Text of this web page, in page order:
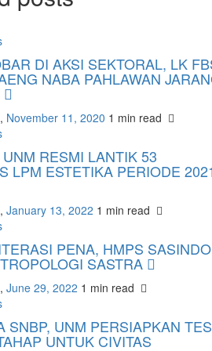
DI AKSI SEKTORAL, LK
NABA PAHLAWAN
, November 11, 2020 1 min read
RESMI LANTIK 53
LPM ESTETIKA PERIODE
, January 13, 2022 1 min read
PENA, HMPS SASINDO
SASTRA
, June 29, 2022 1 min read
SNBP, UNM PERSIAPKAN TES
UNTUK CIVITAS